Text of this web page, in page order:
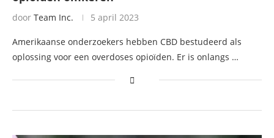
door Team Inc. 5 april 2023
Amerikaanse onderzoekers hebben CBD bestudeerd als
oplossing voor een overdoses opioïden. Er is onlangs …